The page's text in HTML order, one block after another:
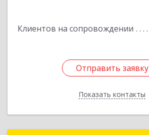
Клиентов на сопровождении
Отправить заявку
Показать контакты
Отправить заявку
Назад